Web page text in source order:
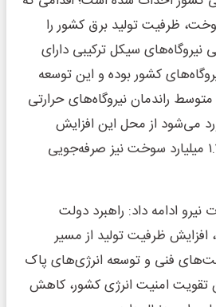
ظرفیت تولید برق کشور را
نیروگاه‌های سیکل ترکیبی دارای
کشور بوده و این توسعه
راندمان نیروگاه‌های حرارتی
می‌شود از محل این افزایش
راندمان، تا پایان سال ۱.۲ میلیارد سوخت نیز صرفه‌جویی
نیرو ادامه داد: راهبرد دولت
ظرفیت تولید از مسیر
فنی و توسعه انرژی‌های پاک
امنیت انرژی کشور، کاهش